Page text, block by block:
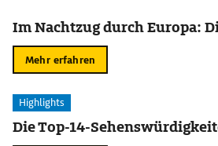
Im Nachtzug durch Europa:
Mehr erfahren
Highlights
Die Top-14-